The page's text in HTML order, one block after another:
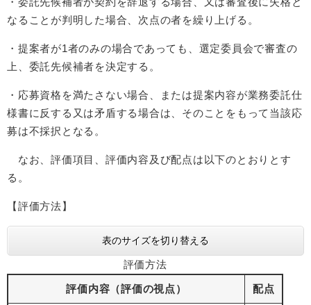
なることが判明した場合、次点の者を繰り上げる。
・提案者が1者のみの場合であっても、選定委員会で審査の
上、委託先候補者を決定する。
・応募資格を満たさない場合、または提案内容が業務委託仕
様書に反する又は矛盾する場合は、そのことをもって当該応
募は不採択となる。
なお、評価項目、評価内容及び配点は以下のとおりとす
る。
【評価方法】
表のサイズを切り替える
評価方法
評価内容（評価の視点） 配点